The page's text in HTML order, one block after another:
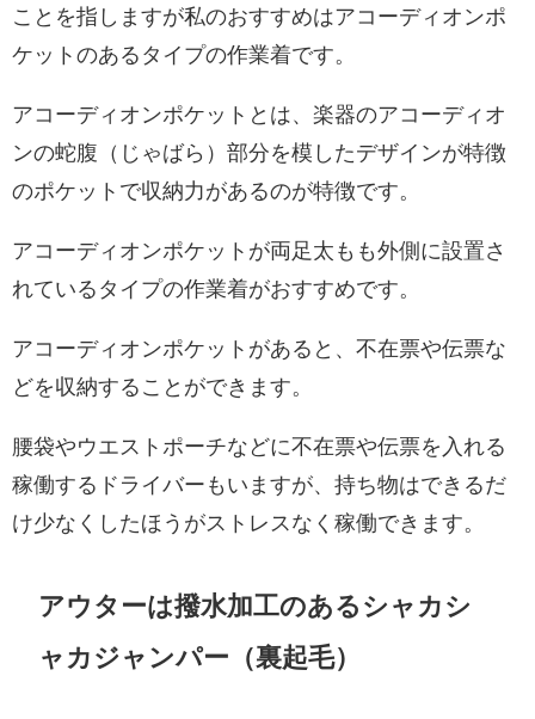
ことを指しますが私のおすすめはアコーディオンポ
ケットのあるタイプの作業着です。
アコーディオンポケットとは、楽器のアコーディオ
ンの蛇腹（じゃばら）部分を模したデザインが特徴
のポケットで収納力があるのが特徴です。
アコーディオンポケットが両足太もも外側に設置さ
れているタイプの作業着がおすすめです。
アコーディオンポケットがあると、不在票や伝票な
どを収納することができます。
腰袋やウエストポーチなどに不在票や伝票を入れる
稼働するドライバーもいますが、持ち物はできるだ
け少なくしたほうがストレスなく稼働できます。
アウターは撥水加工のあるシャカシ
ャカジャンパー（裏起毛）